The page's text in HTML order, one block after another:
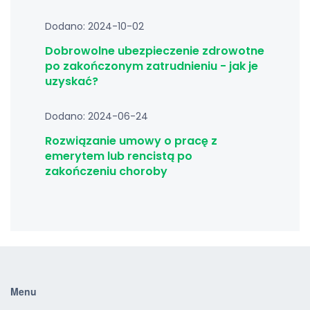
Dodano: 2024-10-02
Dobrowolne ubezpieczenie zdrowotne
po zakończonym zatrudnieniu - jak je
uzyskać?
Dodano: 2024-06-24
Rozwiązanie umowy o pracę z
emerytem lub rencistą po
zakończeniu choroby
Menu